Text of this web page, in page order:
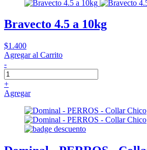
Bravecto 4.5 a 10kg
$1.400
Agregar al Carrito
-
+
Agregar